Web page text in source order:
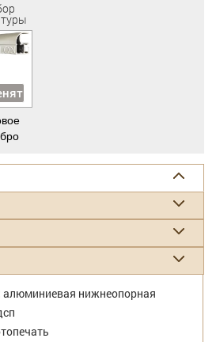
алюминиевая нижнеопорная